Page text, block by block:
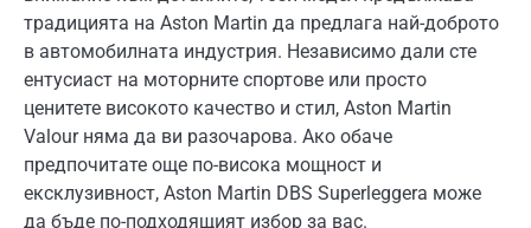
традицията на Aston Martin да предлага най-доброто
в автомобилната индустрия. Независимо дали сте
ентусиаст на моторните спортове или просто
ценитете високото качество и стил, Aston Martin
Valour няма да ви разочарова. Ако обаче
предпочитате още по-висока мощност и
ексклузивност, Aston Martin DBS Superleggera може
да бъде по-подходящият избор за вас.